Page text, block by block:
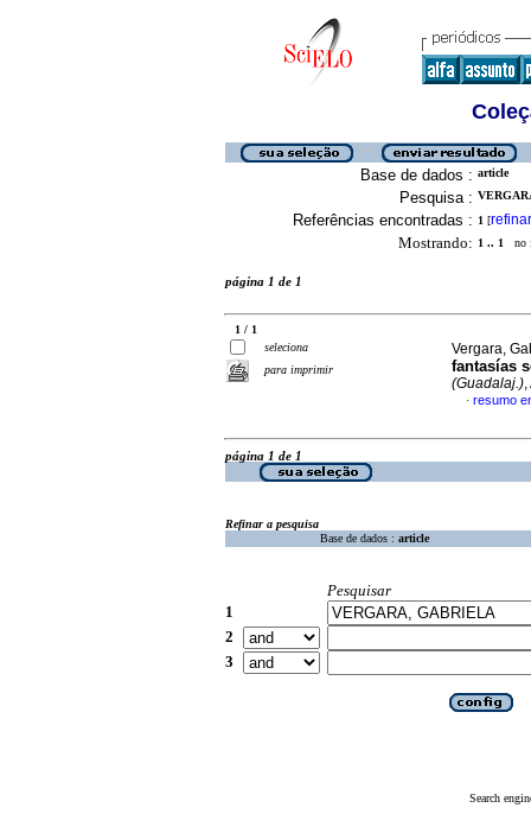
Base de dados : article
Pesquisa :
Referências encontradas : 1 [refinar
Mostrando: 1 .. 1 no
página 1 de 1
1 / 1
seleciona
para imprimir
Vergara,
fantasías
(Guadalaj.)
· resumo
página 1 de 1
Refinar a pesquisa
Base de dados : article
Pesquisar
1
2
3
Search